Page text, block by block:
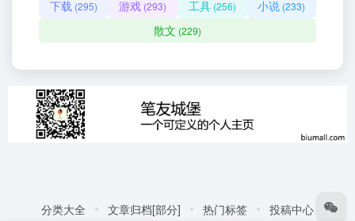
下载 (295) 游戏 (293) 工具(256) 小说 (233)
散文 (229)
分类大全 文章归档[部分] 热门标签 投稿中心